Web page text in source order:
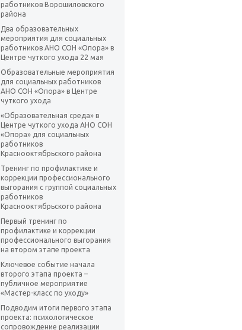
работников Ворошиловского
района
Два образовательных
мероприятия для социальных
работников АНО СОН «Опора» в
Центре чуткого ухода 22 мая
Образовательные мероприятия
для социальных работников
АНО СОН «Опора» в Центре
чуткого ухода
«Образовательная среда» в
Центре чуткого ухода АНО СОН
«Опора» для социальных
работников
Краснооктябрьского района
Тренинг по профилактике и
коррекции профессионального
выгорания с группой социальных
работников
Краснооктябрьского района
Первый тренинг по
профилактике и коррекции
профессионального выгорания
на втором этапе проекта
Ключевое событие начала
второго этапа проекта –
публичное мероприятие
«Мастер-класс по уходу»
Подводим итоги первого этапа
проекта: психологическое
сопровождение реализации